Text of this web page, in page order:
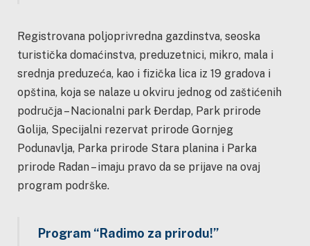
Registrovana poljoprivredna gazdinstva, seoska
turistička domaćinstva, preduzetnici, mikro, mala i
srednja preduzeća, kao i fizička lica iz 19 gradova i
opština, koja se nalaze u okviru jednog od zaštićenih
područja – Nacionalni park Đerdap, Park prirode
Golija, Specijalni rezervat prirode Gornjeg
Podunavlja, Parka prirode Stara planina i Parka
prirode Radan – imaju pravo da se prijave na ovaj
program podrške.
Program “Radimo za prirodu!”